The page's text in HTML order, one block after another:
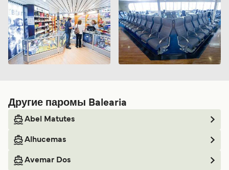
Другие паромы Balearia
Abel Matutes
Alhucemas
Avemar Dos